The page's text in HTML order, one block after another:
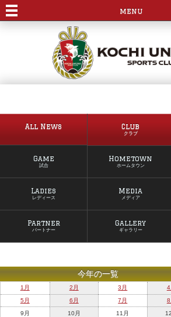
menu
All News Club
クラブ
Game
試合
Hometown
ホームタウン
Ladies
レディース
Media
メディア
Partner
パートナー
Gallery
ギャラリー
今年の一覧
1月 2月 3月
4
5月
6月 7月
8
9月
10月 11月